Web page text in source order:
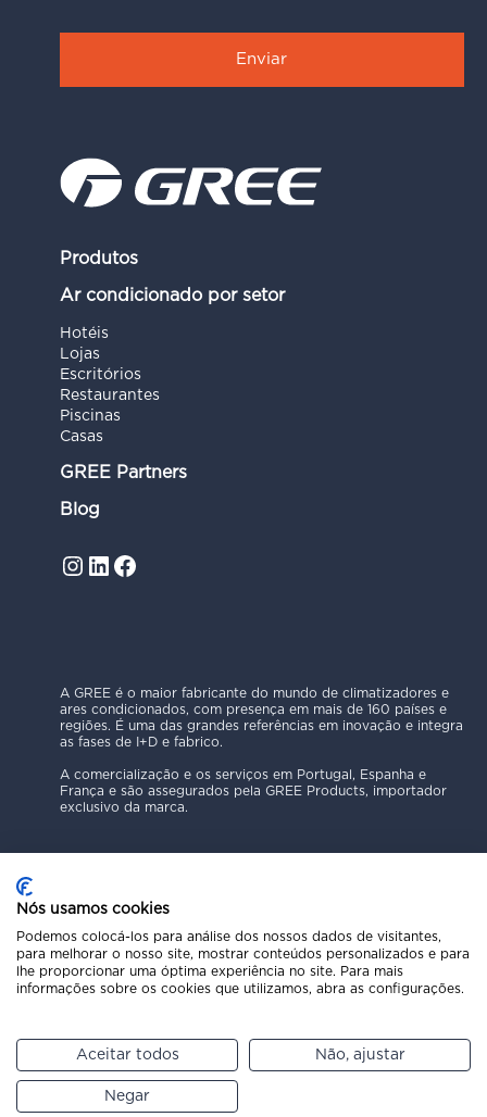
Pede um orçamento
Produtos
Ar condicionado por setor
Hotéis
Lojas
Escritórios
Restaurantes
Piscinas
Casas
GREE Partners
Blog
Instagram
LinkedIn
Facebook
A GREE é o maior fabricante do mundo de climatizadores e
ares condicionados, com presença em mais de 160 países e
regiões. É uma das grandes referências em inovação e integra
as fases de I+D e fabrico.
A comercialização e os serviços em Portugal, Espanha e
França e são assegurados pela GREE Products, importador
exclusivo da marca.
Política de Privacidade
Aviso Legal
Código Ético
Canal de Denúncias
Copyright © 2025 GREE Products
Nós usamos cookies
Podemos colocá-los para análise dos nossos dados de visitantes,
para melhorar o nosso site, mostrar conteúdos personalizados e para
lhe proporcionar uma óptima experiência no site. Para mais
informações sobre os cookies que utilizamos, abra as configurações.
Aceitar todos Não, ajustar
Negar